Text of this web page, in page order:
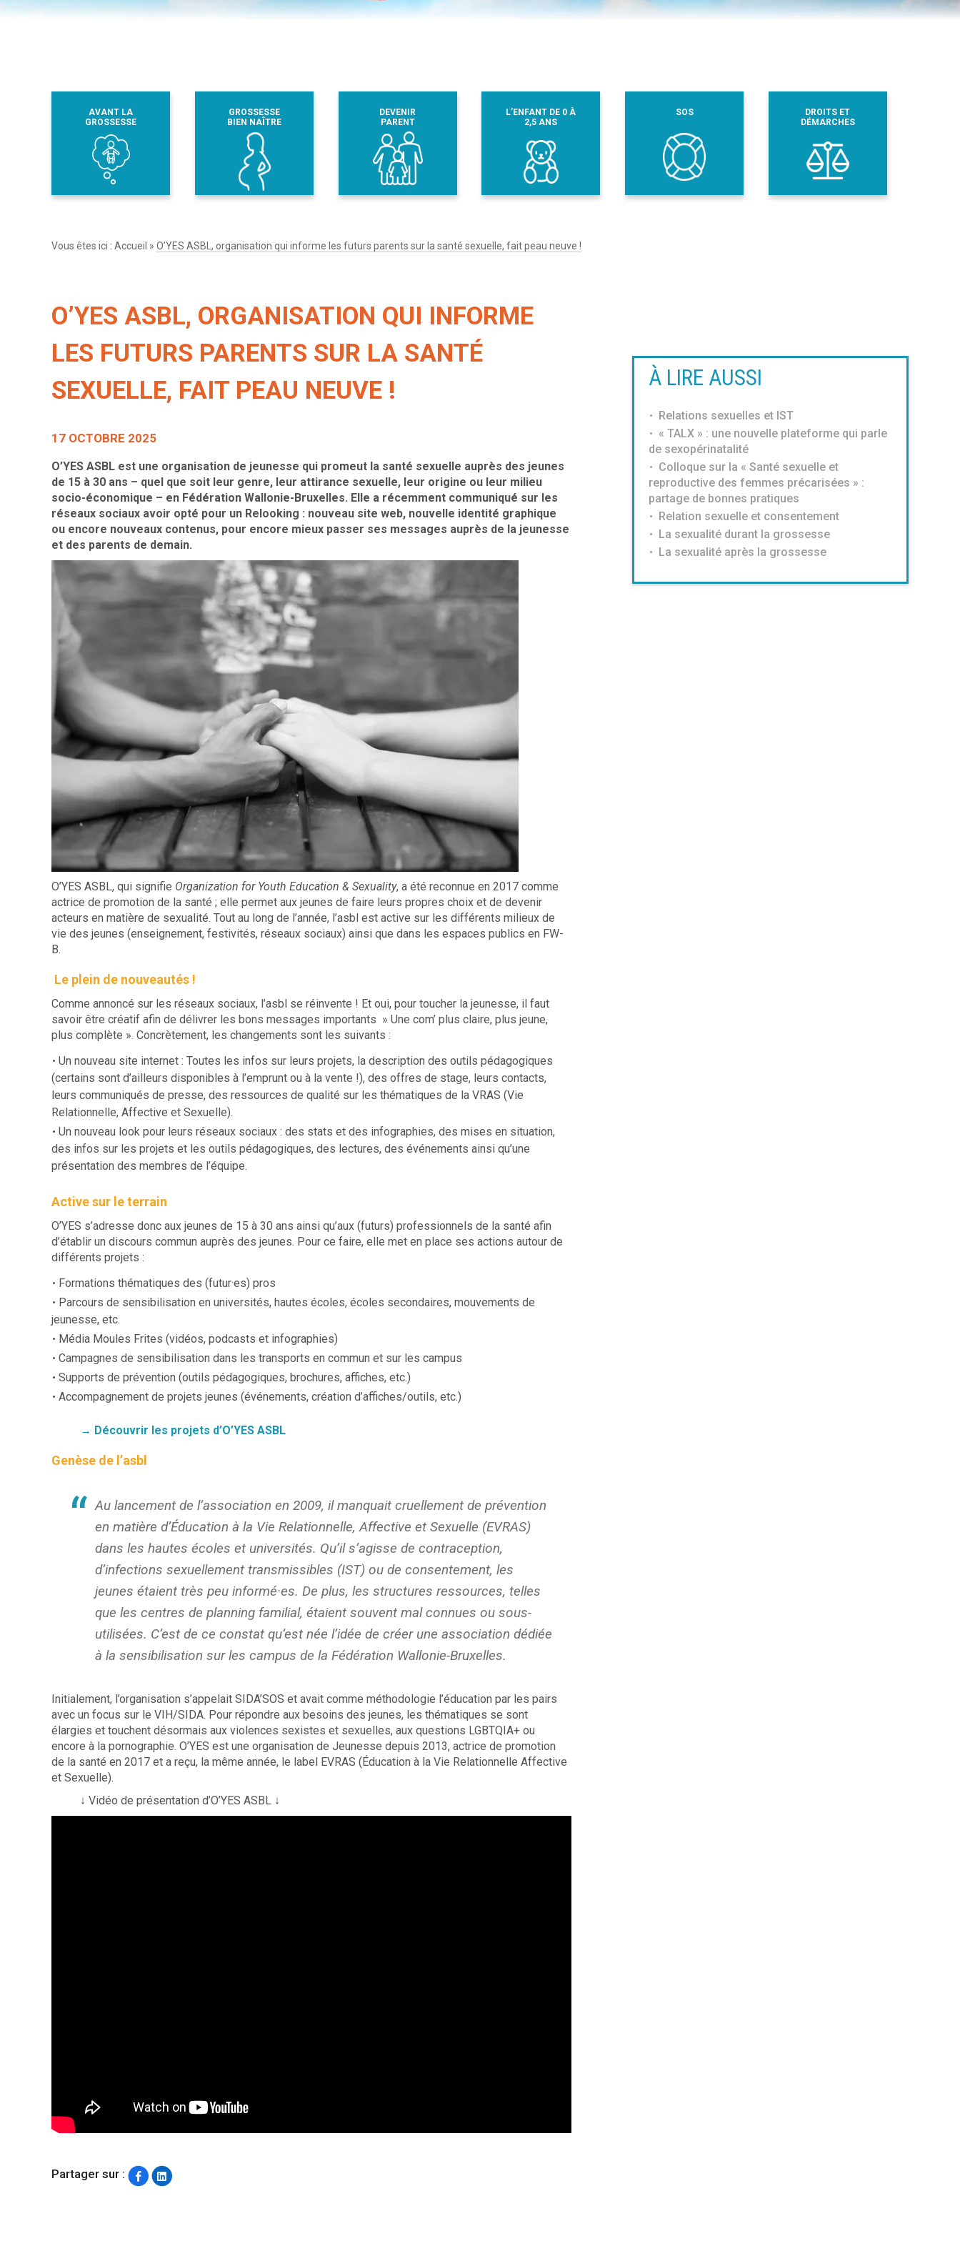
AVANT LA
GROSSESSE
GROSSESSE
BIEN NAÎTRE
DEVENIR
PARENT
L’ENFANT DE 0 À
2,5 ANS
SOS
DROITS ET
DÉMARCHES
Vous êtes ici : Accueil » O’YES ASBL, organisation qui informe les futurs parents sur la santé sexuelle, fait peau neuve !
O’YES ASBL, ORGANISATION QUI INFORME
LES FUTURS PARENTS SUR LA SANTÉ
SEXUELLE, FAIT PEAU NEUVE !
17 OCTOBRE 2025
O’YES ASBL est une organisation de jeunesse qui promeut la santé sexuelle auprès des jeunes
de 15 à 30 ans – quel que soit leur genre, leur attirance sexuelle, leur origine ou leur milieu
socio-économique – en Fédération Wallonie-Bruxelles. Elle a récemment communiqué sur les
réseaux sociaux avoir opté pour un Relooking : nouveau site web, nouvelle identité graphique
ou encore nouveaux contenus, pour encore mieux passer ses messages auprès de la jeunesse
et des parents de demain.
O’YES ASBL, qui signifie Organization for Youth Education & Sexuality, a été reconnue en 2017 comme
actrice de promotion de la santé ; elle permet aux jeunes de faire leurs propres choix et de devenir
acteurs en matière de sexualité. Tout au long de l’année, l’asbl est active sur les différents milieux de
vie des jeunes (enseignement, festivités, réseaux sociaux) ainsi que dans les espaces publics en FW-
B.
Le plein de nouveautés !
Comme annoncé sur les réseaux sociaux, l’asbl se réinvente ! Et oui, pour toucher la jeunesse, il faut
savoir être créatif afin de délivrer les bons messages importants » Une com’ plus claire, plus jeune,
plus complète ». Concrètement, les changements sont les suivants :
Un nouveau site internet : Toutes les infos sur leurs projets, la description des outils pédagogiques
(certains sont d’ailleurs disponibles à l’emprunt ou à la vente !), des offres de stage, leurs contacts,
leurs communiqués de presse, des ressources de qualité sur les thématiques de la VRAS (Vie
Relationnelle, Affective et Sexuelle).
Un nouveau look pour leurs réseaux sociaux : des stats et des infographies, des mises en situation,
des infos sur les projets et les outils pédagogiques, des lectures, des événements ainsi qu’une
présentation des membres de l’équipe.
Active sur le terrain
O’YES s’adresse donc aux jeunes de 15 à 30 ans ainsi qu’aux (futurs) professionnels de la santé afin
d’établir un discours commun auprès des jeunes. Pour ce faire, elle met en place ses actions autour de
différents projets :
Formations thématiques des (futur·es) pros
Parcours de sensibilisation en universités, hautes écoles, écoles secondaires, mouvements de
jeunesse, etc.
Média Moules Frites (vidéos, podcasts et infographies)
Campagnes de sensibilisation dans les transports en commun et sur les campus
Supports de prévention (outils pédagogiques, brochures, affiches, etc.)
Accompagnement de projets jeunes (événements, création d’affiches/outils, etc.)
→ Découvrir les projets d’O’YES ASBL
Genèse de l’asbl
Au lancement de l’association en 2009, il manquait cruellement de prévention
en matière d’Éducation à la Vie Relationnelle, Affective et Sexuelle (EVRAS)
dans les hautes écoles et universités. Qu’il s’agisse de contraception,
d’infections sexuellement transmissibles (IST) ou de consentement, les
jeunes étaient très peu informé·es. De plus, les structures ressources, telles
que les centres de planning familial, étaient souvent mal connues ou sous-
utilisées. C’est de ce constat qu’est née l’idée de créer une association dédiée
à la sensibilisation sur les campus de la Fédération Wallonie-Bruxelles.
Initialement, l’organisation s’appelait SIDA’SOS et avait comme méthodologie l’éducation par les pairs
avec un focus sur le VIH/SIDA. Pour répondre aux besoins des jeunes, les thématiques se sont
élargies et touchent désormais aux violences sexistes et sexuelles, aux questions LGBTQIA+ ou
encore à la pornographie. O’YES est une organisation de Jeunesse depuis 2013, actrice de promotion
de la santé en 2017 et a reçu, la même année, le label EVRAS (Éducation à la Vie Relationnelle Affective
et Sexuelle).
↓ Vidéo de présentation d’O’YES ASBL ↓
Partager sur :
À LIRE AUSSI
Relations sexuelles et IST
« TALX » : une nouvelle plateforme qui parle
de sexopérinatalité
Colloque sur la « Santé sexuelle et
reproductive des femmes précarisées » :
partage de bonnes pratiques
Relation sexuelle et consentement
La sexualité durant la grossesse
La sexualité après la grossesse